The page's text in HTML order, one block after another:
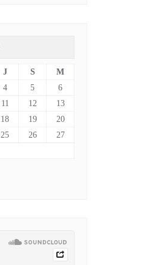
J S
M
4 5
6
11 12
13
18 19
20
25 26
27